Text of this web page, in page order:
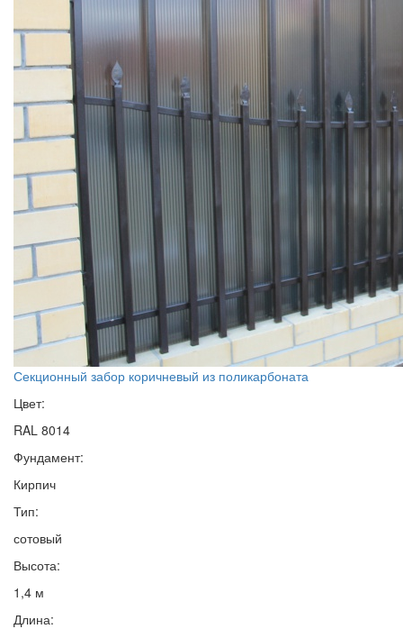
Секционный забор коричневый из поликарбоната
Цвет:
RAL 8014
Фундамент:
Кирпич
Тип:
сотовый
Высота:
1,4 м
Длина: